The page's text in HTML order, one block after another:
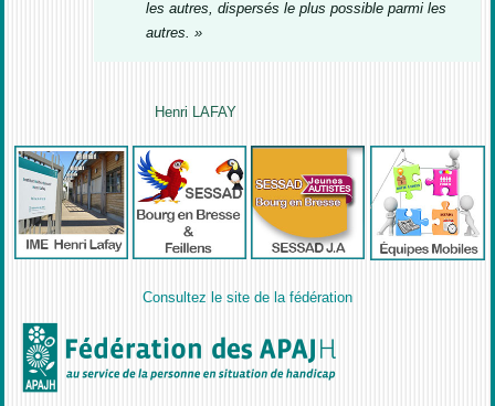
les autres, dispersés le plus possible parmi les
autres. »
Henri LAFAY
Consultez le site de la fédération